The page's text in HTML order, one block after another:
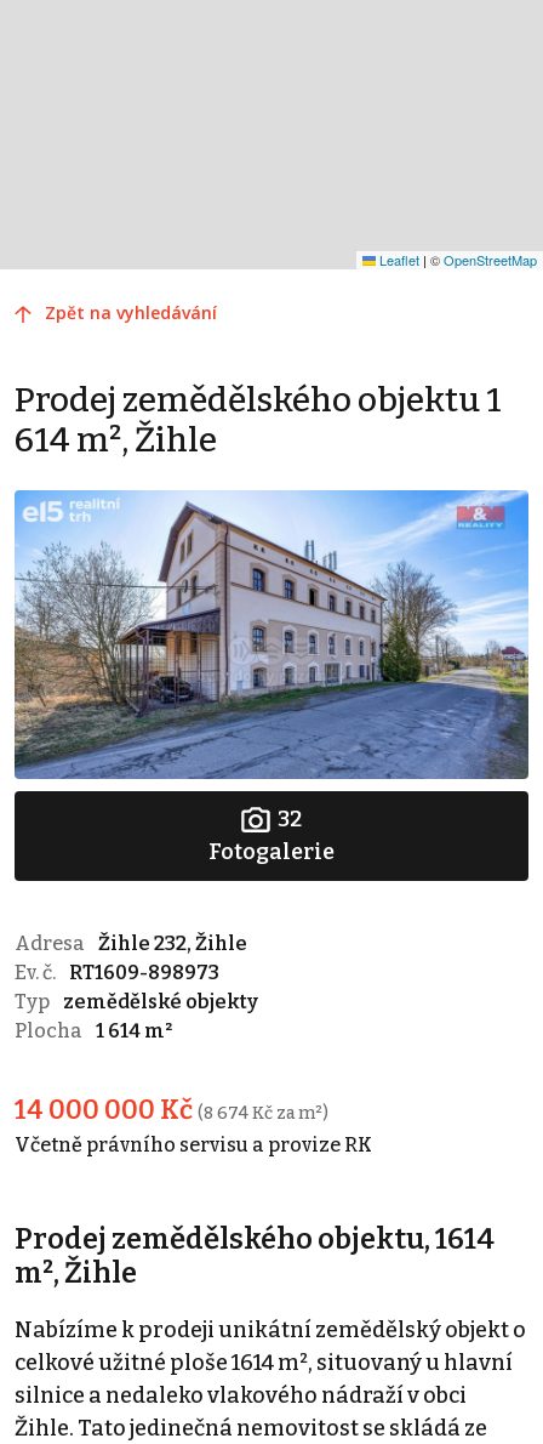
Leaflet | ©OpenStreetMap
Zpět na vyhledávání
Prodej zemědělského objektu 1
614 m², Žihle
32
Fotogalerie
Adresa
Žihle 232, Žihle
Ev. č.
RT1609-898973
Typ
zemědělské objekty
Plocha
1 614 m²
14 000 000 Kč (8 674 Kč za m²)
Včetně právního servisu a provize RK
Prodej zemědělského objektu, 1614
m², Žihle
Nabízíme k prodeji unikátní zemědělský objekt o
celkové užitné ploše 1614 m², situovaný u hlavní
silnice a nedaleko vlakového nádraží v obci
Žihle. Tato jedinečná nemovitost se skládá ze